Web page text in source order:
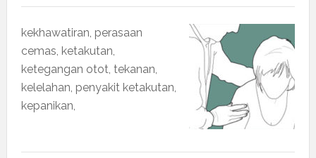
kekhawatiran, perasaan
cemas, ketakutan,
ketegangan otot, tekanan,
kelelahan, penyakit ketakutan,
kepanikan,